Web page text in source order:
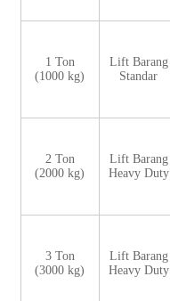
1 Ton
(1000 kg)
Lift Barang
Standar
2 Ton
(2000 kg)
Lift Barang
Heavy Duty
3 Ton
(3000 kg)
Lift Barang
Heavy Duty